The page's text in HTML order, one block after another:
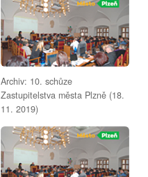
Archiv: 10. schůze
Zastupitelstva města Plzně (18.
11. 2019)